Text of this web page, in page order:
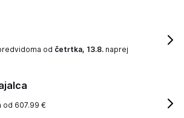
od četrtka, 13.8. naprej
od 607.99 €